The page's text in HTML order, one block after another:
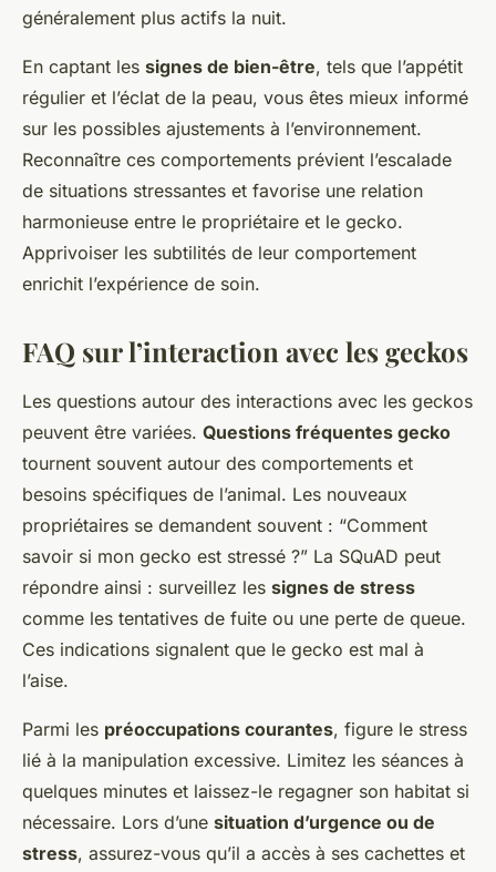
généralement plus actifs la nuit.
En captant les signes de bien-être, tels que l’appétit
régulier et l’éclat de la peau, vous êtes mieux informé
sur les possibles ajustements à l’environnement.
Reconnaître ces comportements prévient l’escalade
de situations stressantes et favorise une relation
harmonieuse entre le propriétaire et le gecko.
Apprivoiser les subtilités de leur comportement
enrichit l’expérience de soin.
FAQ sur l’interaction avec les geckos
Les questions autour des interactions avec les geckos
peuvent être variées. Questions fréquentes gecko
tournent souvent autour des comportements et
besoins spécifiques de l’animal. Les nouveaux
propriétaires se demandent souvent : “Comment
savoir si mon gecko est stressé ?” La SQuAD peut
répondre ainsi : surveillez les signes de stress
comme les tentatives de fuite ou une perte de queue.
Ces indications signalent que le gecko est mal à
l’aise.
Parmi les préoccupations courantes, figure le stress
lié à la manipulation excessive. Limitez les séances à
quelques minutes et laissez-le regagner son habitat si
nécessaire. Lors d’une situation d’urgence ou de
stress, assurez-vous qu’il a accès à ses cachettes et